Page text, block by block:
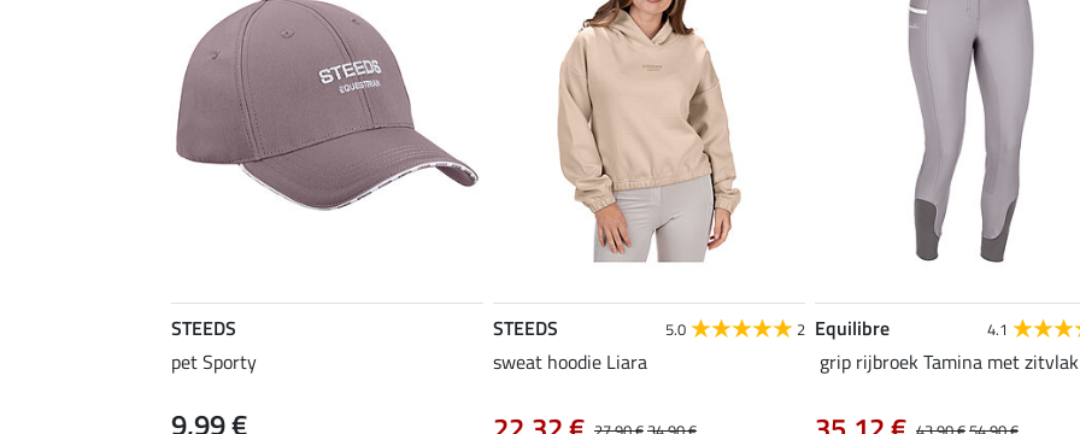
STEEDS
pet Sporty
9,99 €
STEEDS 5.0 2
sweat hoodie Liara
Equilibre 4.1
grip rijbroek Tamina met zitvlak